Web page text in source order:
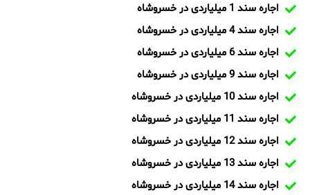
اجاره سند 1 میلیاردی در خسروشاه
اجاره سند 4 میلیاردی در خسروشاه
اجاره سند 6 میلیاردی در خسروشاه
اجاره سند 9 میلیاردی در خسروشاه
اجاره سند 10 میلیاردی در خسروشاه
اجاره سند 11 میلیاردی در خسروشاه
اجاره سند 12 میلیاردی در خسروشاه
اجاره سند 13 میلیاردی در خسروشاه
اجاره سند 14 میلیاردی در خسروشاه